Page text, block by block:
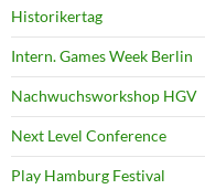
Historikertag
Intern. Games Week Berlin
Nachwuchsworkshop HGV
Next Level Conference
Play Hamburg Festival